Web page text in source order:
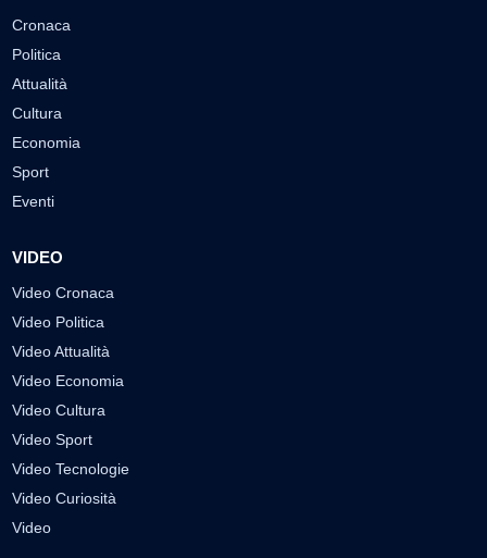
Cronaca
Politica
Attualità
Cultura
Economia
Sport
Eventi
VIDEO
Video Cronaca
Video Politica
Video Attualità
Video Economia
Video Cultura
Video Sport
Video Tecnologie
Video Curiosità
Video